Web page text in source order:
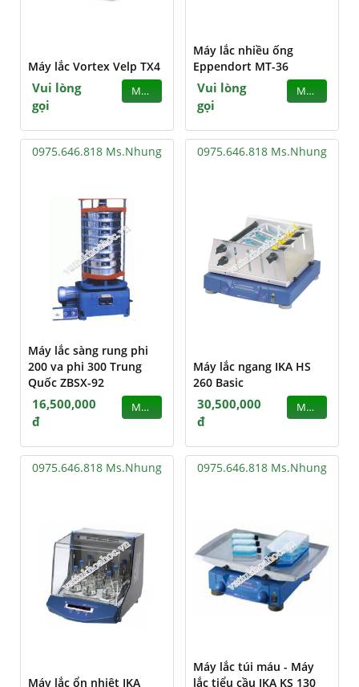
Máy lắc Vortex Velp TX4
Vui lòng
gọi
MUA
Máy lắc nhiều ống
Eppendort MT-36
Vui lòng
gọi
MUA
0975.646.818 Ms.Nhung
Máy lắc sàng rung phi
200 va phi 300 Trung
Quốc ZBSX-92
16,500,000
đ
MUA
0975.646.818 Ms.Nhung
Máy lắc ngang IKA HS
260 Basic
30,500,000
đ
MUA
0975.646.818 Ms.Nhung
Máy lắc ổn nhiệt IKA
0975.646.818 Ms.Nhung
Máy lắc túi máu - Máy
lắc tiểu cầu IKA KS 130